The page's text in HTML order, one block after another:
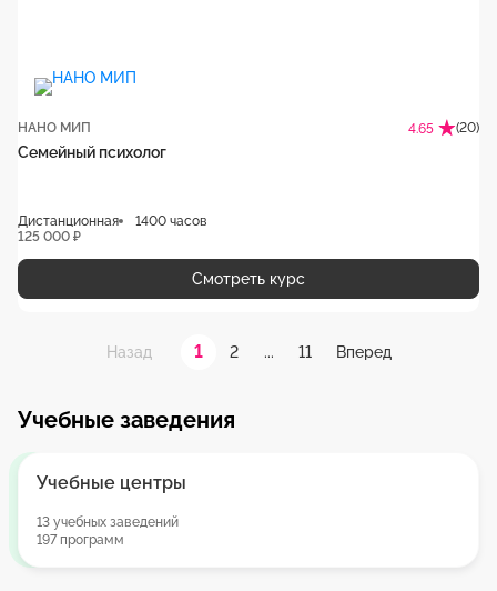
НАНО МИП 4.65 (20)
Семейный психолог
Дистанционная
1400 часов
125 000 ₽
Смотреть курс
Назад 1 2 ... 11 Вперед
Учебные заведения
Учебные центры
13 учебных заведений
197 программ